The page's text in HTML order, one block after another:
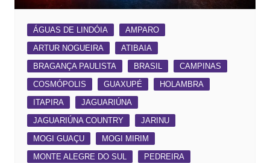
ÁGUAS DE LINDÓIA
AMPARO
ARTUR NOGUEIRA
ATIBAIA
BRAGANÇA PAULISTA
BRASIL
CAMPINAS
COSMÓPOLIS
GUAXUPÉ
HOLAMBRA
ITAPIRA
JAGUARIÚNA
JAGUARIÚNA COUNTRY
JARINU
MOGI GUAÇU
MOGI MIRIM
MONTE ALEGRE DO SUL
PEDREIRA